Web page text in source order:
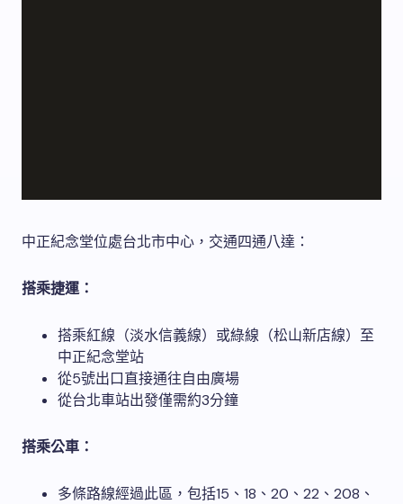
中正紀念堂位處台北市中心，交通四通八達：
搭乘捷運：
搭乘紅線（淡水信義線）或綠線（松山新店線）至
中正紀念堂站
從5號出口直接通往自由廣場
從台北車站出發僅需約3分鐘
搭乘公車：
多條路線經過此區，包括15、18、20、22、208、